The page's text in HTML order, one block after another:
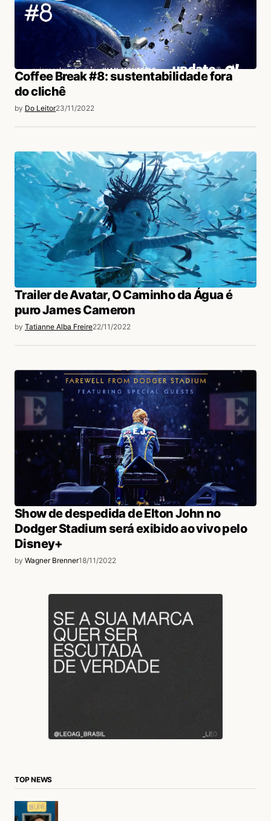
Coffee Break #8: sustentabilidade fora
do clichê
by Do Leitor23/11/2022
Trailer de Avatar, O Caminho da Água é
puro James Cameron
by Tatianne Alba Freire22/11/2022
Show de despedida de Elton John no
Dodger Stadium será exibido ao vivo pelo
Disney+
by Wagner Brenner18/11/2022
TOP NEWS